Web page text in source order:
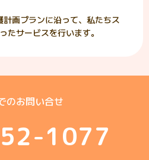
画プランに沿って、私たちス
たサービスを行います。
のお問い合せ
1077